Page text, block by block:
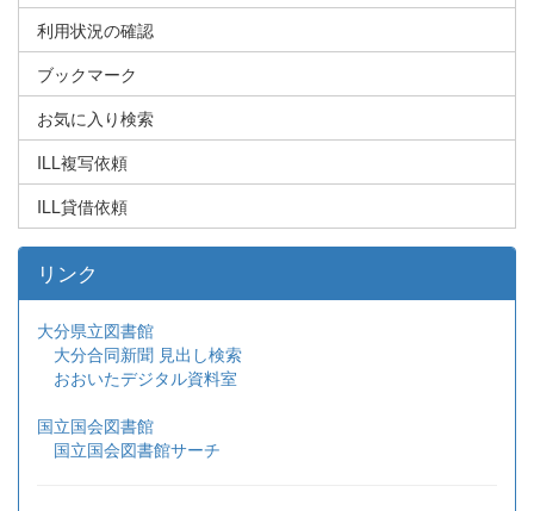
利用状況の確認
ブックマーク
お気に入り検索
ILL複写依頼
ILL貸借依頼
リンク
大分県立図書館
大分合同新聞 見出し検索
おおいたデジタル資料室
国立国会図書館
国立国会図書館サーチ